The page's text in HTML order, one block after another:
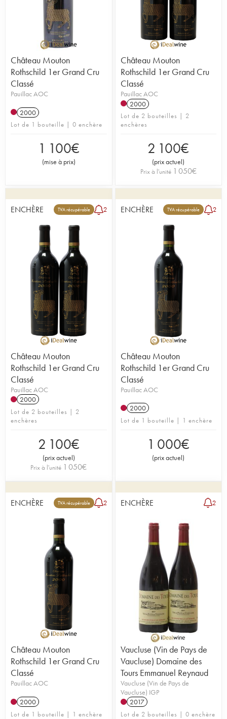
Château Mouton
Rothschild 1er Grand Cru
Classé
Pauillac AOC
2000
Lot de 1 bouteille | 0 enchère
1 100€
(mise à prix)
Château Mouton
Rothschild 1er Grand Cru
Classé
Pauillac AOC
2000
Lot de 2 bouteilles | 2
enchères
2 100€
(prix actuel)
Prix à l'unité 1 050€
ENCHÈRE TVA récupérable 2
Château Mouton
Rothschild 1er Grand Cru
Classé
Pauillac AOC
2000
Lot de 2 bouteilles | 2
enchères
2 100€
(prix actuel)
Prix à l'unité 1 050€
ENCHÈRE TVA récupérable 2
Château Mouton
Rothschild 1er Grand Cru
Classé
Pauillac AOC
2000
Lot de 1 bouteille | 1 enchère
1 000€
(prix actuel)
ENCHÈRE TVA récupérable 2
Château Mouton
Rothschild 1er Grand Cru
Classé
Pauillac AOC
2000
Lot de 1 bouteille | 1 enchère
ENCHÈRE 2
Vaucluse (Vin de Pays de
Vaucluse) Domaine des
Tours Emmanuel Reynaud
Vaucluse (Vin de Pays de
Vaucluse) IGP
2017
Lot de 2 bouteilles | 0 enchère